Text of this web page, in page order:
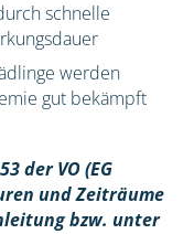
schnelle
werden
gut bekämpft
der VO (EG
und Zeiträume
bzw. unter